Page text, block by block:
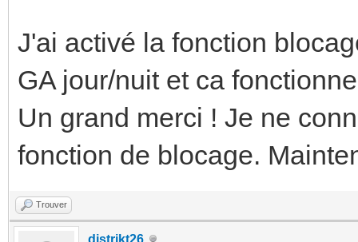
J'ai activé la fonction
GA jour/nuit et ca
Un grand merci ! Je ne
fonction de blocage.
Trouver
distrikt26